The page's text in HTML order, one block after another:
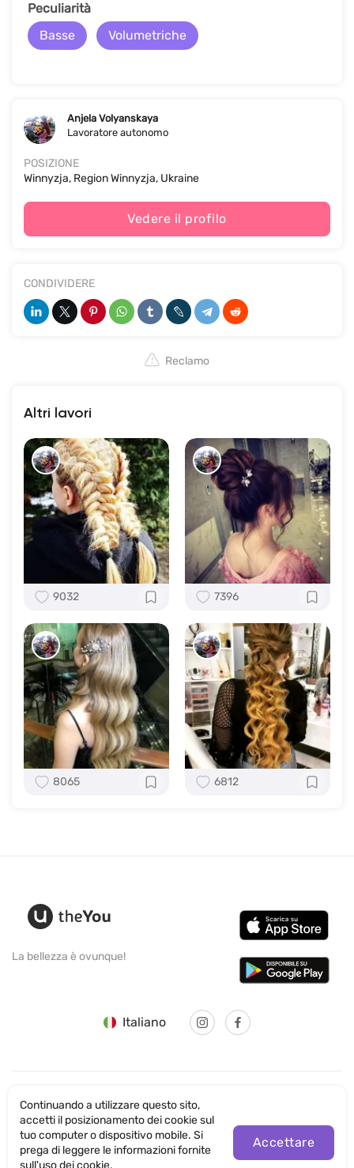
Peculiarità
Basse
Volumetriche
Anjela Volyanskaya
Lavoratore autonomo
POSIZIONE
Winnyzja, Region Winnyzja, Ukraine
Vedere il profilo
CONDIVIDERE
Reclamo
Altri lavori
9032 7396
8065 6812
La bellezza è ovunque!
Italiano
© SANTICUM INTERNATIONAL LTD
Informativa sulla Privacy
Continuando a utilizzare questo sito,
accetti il posizionamento dei cookie sul
tuo computer o dispositivo mobile. Si
prega di leggere le informazioni fornite
sull'uso dei cookie.
Accettare